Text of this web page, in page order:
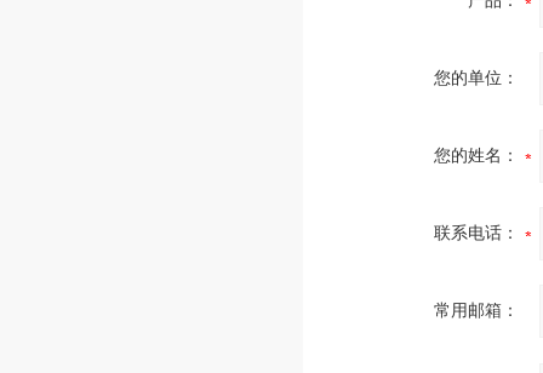
您的单位：
您的姓名：
联系电话：
常用邮箱：